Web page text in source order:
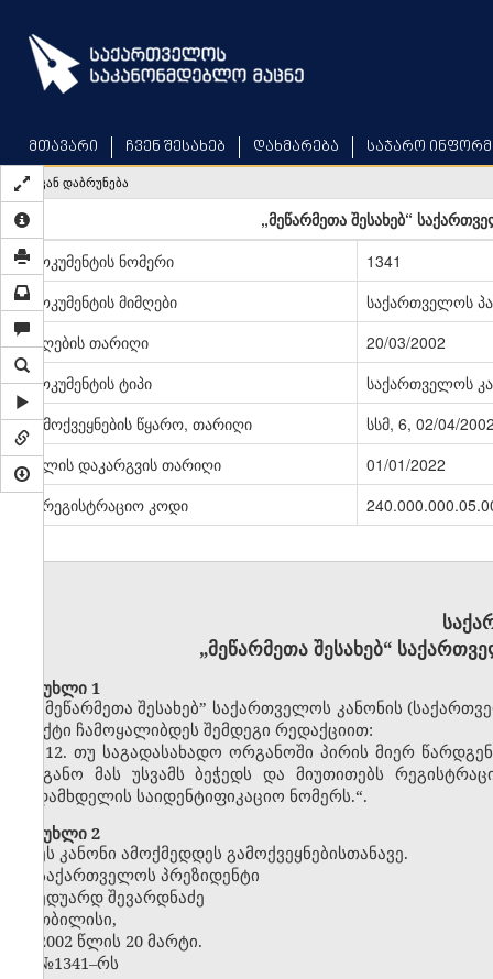
main
content
მთავარი ჩვენ შესახებ დახმარება საჯარო
უკან დაბრუნება
„მეწარმეთა შესახებ“
დოკუმენტის ნომერი
1341
დოკუმენტის მიმღები
საქართველოს
მიღების თარიღი
20/03/2002
დოკუმენტის ტიპი
საქართველოს
გამოქვეყნების წყარო, თარიღი
სსმ, 6, 02/04/
ძალის დაკარგვის თარიღი
01/01/2022
სარეგისტრაციო კოდი
„მეწარმეთა შესახებ“
მუხლი 1
„მეწარმეთა შესახებ” საქართველოს კანონის
პუნქტი ჩამოყალიბდეს შემდეგი რედაქციით:
„12. თუ საგადასახადო ორგანოში პირის მიერ
ორგანო მას უსვამს ბეჭედს და მიუთითებს
გადამხდელის საიდენტიფიკაციო ნომერს.“.
მუხლი 2
ეს კანონი ამოქმედდეს გამოქვეყნებისთანავე.
საქართველოს პრეზიდენტი
ედუარდ შევარდნაძე
თბილისი,
2002 წლის 20 მარტი.
№1341–რს